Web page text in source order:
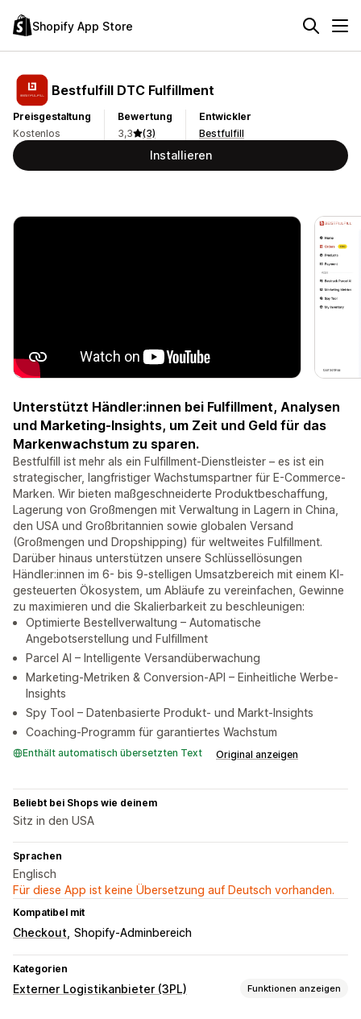
Shopify App Store
Bestfulfill DTC Fulfillment
Preisgestaltung
Kostenlos
Bewertung
3,3
(3)
Entwickler
Bestfulfill
Installieren
Unterstützt Händler:innen bei Fulfillment, Analysen
und Marketing-Insights, um Zeit und Geld für das
Markenwachstum zu sparen.
Bestfulfill ist mehr als ein Fulfillment-Dienstleister – es ist ein
strategischer, langfristiger Wachstumspartner für E-Commerce-
Marken. Wir bieten maßgeschneiderte Produktbeschaffung,
Lagerung von Großmengen mit Verwaltung in Lagern in China,
den USA und Großbritannien sowie globalen Versand
(Großmengen und Dropshipping) für weltweites Fulfillment.
Darüber hinaus unterstützen unsere Schlüssellösungen
Händler:innen im 6- bis 9-stelligen Umsatzbereich mit einem KI-
gesteuerten Ökosystem, um Abläufe zu vereinfachen, Gewinne
zu maximieren und die Skalierbarkeit zu beschleunigen:
Optimierte Bestellverwaltung – Automatische
Angebotserstellung und Fulfillment
Parcel AI – Intelligente Versandüberwachung
Marketing-Metriken & Conversion-API – Einheitliche Werbe-
Insights
Spy Tool – Datenbasierte Produkt- und Markt-Insights
Coaching-Programm für garantiertes Wachstum
Enthält automatisch übersetzten Text Original anzeigen
Beliebt bei Shops wie deinem
Sitz in den USA
Sprachen
Englisch
Für diese App ist keine Übersetzung auf Deutsch vorhanden.
Kompatibel mit
Checkout Shopify-Adminbereich
Kategorien
Externer Logistikanbieter (3PL) Funktionen anzeigen